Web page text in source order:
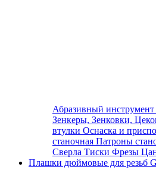
Абразивный инструмент
Зенкеры, Зенковки,
втулки Оснаска и
станочная Патроны
Сверла Тиски Фрезы
Плашки дюймовые для резьб